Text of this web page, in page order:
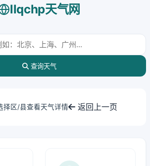
llqchp天气网
查询天气
择区/县查看天气详情 返回上一页